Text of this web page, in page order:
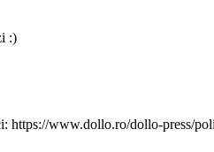
:)
https://www.dollo.ro/dollo-press/